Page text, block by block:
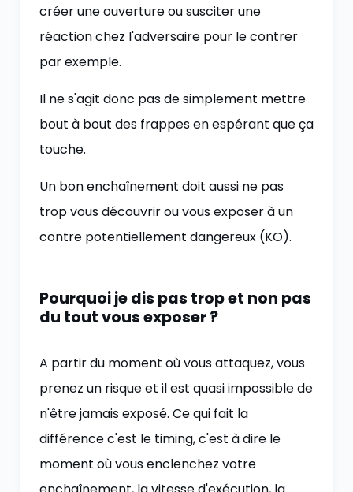
créer une ouverture ou susciter une
réaction chez l'adversaire pour le contrer
par exemple.
Il ne s'agit donc pas de simplement mettre
bout à bout des frappes en espérant que ça
touche.
Un bon enchaînement doit aussi ne pas
trop vous découvrir ou vous exposer à un
contre potentiellement dangereux (KO).
Pourquoi je dis pas trop et non pas
du tout vous exposer ?
A partir du moment où vous attaquez, vous
prenez un risque et il est quasi impossible de
n'être jamais exposé. Ce qui fait la
différence c'est le timing, c'est à dire le
moment où vous enclenchez votre